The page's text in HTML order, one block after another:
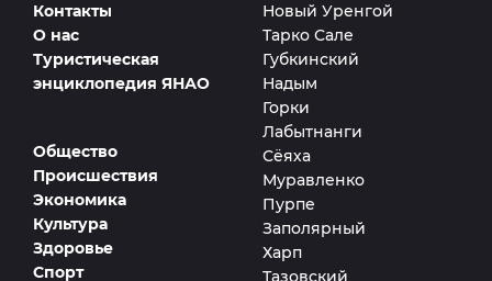
Общество
Происшествия
Экономика
Культура
Здоровье
Спорт
Контакты
О нас
Туристическая
энциклопедия ЯНАО
Новый Уренгой
Тарко Сале
Губкинский
Надым
Горки
Лабытнанги
Сёяха
Муравленко
Пурпе
Заполярный
Харп
Тазовский